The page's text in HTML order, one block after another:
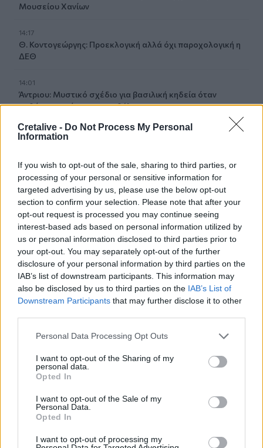
Cretalive - Do Not Process My Personal
Information
If you wish to opt-out of the sale, sharing to third parties, or
processing of your personal or sensitive information for
targeted advertising by us, please use the below opt-out
section to confirm your selection. Please note that after your
opt-out request is processed you may continue seeing
interest-based ads based on personal information utilized by
us or personal information disclosed to third parties prior to
your opt-out. You may separately opt-out of the further
disclosure of your personal information by third parties on the
IAB’s list of downstream participants. This information may
also be disclosed by us to third parties on the IAB’s List of
Downstream Participants that may further disclose it to other
Personal Data Processing Opt Outs
I want to opt-out of the Sharing of my
personal data.
Opted In
I want to opt-out of the Sale of my
Personal Data.
Opted In
I want to opt-out of processing my
Μουσείου Χανίων
14:17
Θ. Κοντογεώργης: Προεκλογική αλλά όχι παροχολογική η
ΔΕΘ
14:01
Άντριου: Μυστικό σχέδιο για βασιλική κηδεία όταν
πεθάνει, παρά την αποκαθήλωση
13:53
13:45
Κρήτη: Και την Δευτέρα (10/08) πολύ υψηλός ο κίνδυνος
πυρκαγιάς
13:38
Σκιάθος: Ανήλικος κατήγγειλε 17χρονο για βιασμό
13:25
«Kinda chic»: Ποιο είναι το νέο τρεντ της Gen Z που έχει
κατακλύσει τα Social Media
ΠΕΡΙΣΣΟΤΕΡΑ
ΣΧΕΤΙΚA AΡΘΡΑ
Η «Αντιγόνη» του Σοφοκλή μέσα
Η «Αντιγόνη» του Σοφοκλή μέσα